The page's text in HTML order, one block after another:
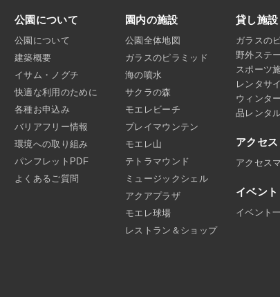
公園について
公園について
建築概要
イサム・ノグチ
快適な利用のために
各種お申込み
バリアフリー情報
環境への取り組み
パンフレットPDF
よくあるご質問
園内の施設
公園全体地図
ガラスのピラミッド
海の噴水
サクラの森
モエレビーチ
プレイマウンテン
モエレ山
テトラマウンド
ミュージックシェル
アクアプラザ
モエレ球場
レストラン＆ショップ
貸し施設
ガラスの
野外ステ
スポーツ
レンタサ
ウィンタ
品レンタ
アクセス
アクセス
イベント
イベント